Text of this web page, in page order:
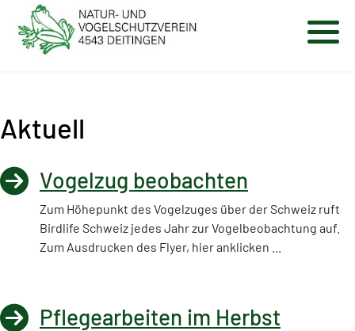
Aktuell
Vogelzug beobachten
Zum Höhepunkt des Vogelzuges über der Schweiz ruft
Birdlife Schweiz jedes Jahr zur Vogelbeobachtung auf.
Zum Ausdrucken des Flyer, hier anklicken ...
Pflegearbeiten im Herbst